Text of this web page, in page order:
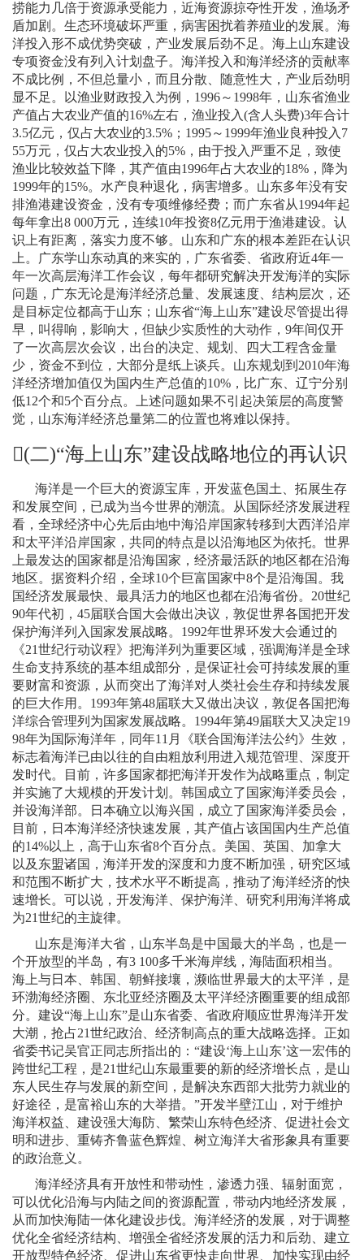
捞能力几倍于资源承受能力，近海资源掠夺性开发，渔场矛
盾加剧。生态环境破坏严重，病害困扰着养殖业的发展。海
洋投入形不成优势突破，产业发展后劲不足。海上山东建设
专项资金没有列入计划盘子。海洋投入和海洋经济的贡献率
不成比例，不但总量小，而且分散、随意性大，产业后劲明
显不足。以渔业财政投入为例， 1996～ 1998年，山东省渔业
产值占大农业产值的16%左右，渔业投入(含人头费)3年合计
3.5亿元，仅占大农业的3.5% ； 1995～ 1999年渔业良种投入 7
55万元，仅占大农业投入的5% ，由于投入严重不足，致使
渔业比较效益下降，其产值由1996年占大农业的18% ，降为
1999年的15%。水产良种退化，病害增多。山东多年没有安
排渔港建设资金，没有专项维修经费；而广东省从1994年起
每年拿出8 000万元，连续10年投资8亿元用于渔港建设。认
识上有距离，落实力度不够。山东和广东的根本差距在认识
上。广东学山东动真的来实的，广东省委、省政府近4年一
年一次高层海洋工作会议，每年都研究解决开发海洋的实际
问题，广东无论是海洋经济总量、发展速度、结构层次，还
是目标定位都高于山东；山东省“海上山东”建设尽管提出得
早，叫得响，影响大，但缺少实质性的大动作， 9年间仅开
了一次高层次会议，出台的决定、规划、四大工程含金量
少，资金不到位，大部分是纸上谈兵。山东规划到 2010年海
洋经济增加值仅为国内生产总值的10% ，比广东、辽宁分别
低12个和5个百分点。上述问题如果不引起决策层的高度警
觉，山东海洋经济总量第二的位置也将难以保持。
(二)“海上山东”建设战略地位的再认识
海洋是一个巨大的资源宝库，开发蓝色国土、拓展生存
和发展空间，已成为当今世界的潮流。从国际经济发展进程
看，全球经济中心先后由地中海沿岸国家转移到大西洋沿岸
和太平洋沿岸国家，共同的特点是以沿海地区为依托。世界
上最发达的国家都是沿海国家，经济最活跃的地区都在沿海
地区。据资料介绍，全球10个巨富国家中8个是沿海国。我
国经济发展最快、最具活力的地区也都在沿海省份。 20世纪
90年代初， 45届联合国大会做出决议，敦促世界各国把开发
保护海洋列入国家发展战略。 1992年世界环发大会通过的
《21世纪行动议程》把海洋列为重要区域，强调海洋是全球
生命支持系统的基本组成部分，是保证社会可持续发展的重
要财富和资源，从而突出了海洋对人类社会生存和持续发展
的巨大作用。 1993年第48届联大又做出决议，敦促各国把海
洋综合管理列为国家发展战略。 1994年第49届联大又决定19
98年为国际海洋年，同年11 月《联合国海洋法公约》生效，
标志着海洋已由以往的自由粗放利用进入规范管理、深度开
发时代。目前，许多国家都把海洋开发作为战略重点，制定
并实施了大规模的开发计划。韩国成立了国家海洋委员会，
并设海洋部。日本确立以海兴国，成立了国家海洋委员会，
目前，日本海洋经济快速发展，其产值占该国国内生产总值
的14%以上，高于山东省8个百分点。美国、英国、加拿大
以及东盟诸国，海洋开发的深度和力度不断加强，研究区域
和范围不断扩大，技术水平不断提高，推动了海洋经济的快
速增长。可以说，开发海洋、保护海洋、研究利用海洋将成
为21世纪的主旋律。
山东是海洋大省，山东半岛是中国最大的半岛，也是一
个开放型的半岛，有3 100多千米海岸线，海陆面积相当。
海上与日本、韩国、朝鲜接壤，濒临世界最大的太平洋，是
环渤海经济圈、东北亚经济圈及太平洋经济圈重要的组成部
分。建设“海上山东”是山东省委、省政府顺应世界海洋开发
大潮，抢占21世纪政治、经济制高点的重大战略选择。正如
省委书记吴官正同志所指出的：“建设‘海上山东’这一宏伟的
跨世纪工程，是21世纪山东最重要的新的经济增长点，是山
东人民生存与发展的新空间，是解决东西部大批劳力就业的
好途径，是富裕山东的大举措。”开发半壁江山，对于维护
海洋权益、建设强大海防、繁荣山东特色经济、促进社会文
明和进步、重铸齐鲁蓝色辉煌、树立海洋大省形象具有重要
的政治意义。
海洋经济具有开放性和带动性，渗透力强、辐射面宽，
可以优化沿海与内陆之间的资源配置，带动内地经济发展，
从而加快海陆一体化建设步伐。海洋经济的发展，对于调整
优化全省经济结构、增强全省经济发展的活力和后劲、建立
开放型特色经济、促进山东省更快走向世界、加快实现由经